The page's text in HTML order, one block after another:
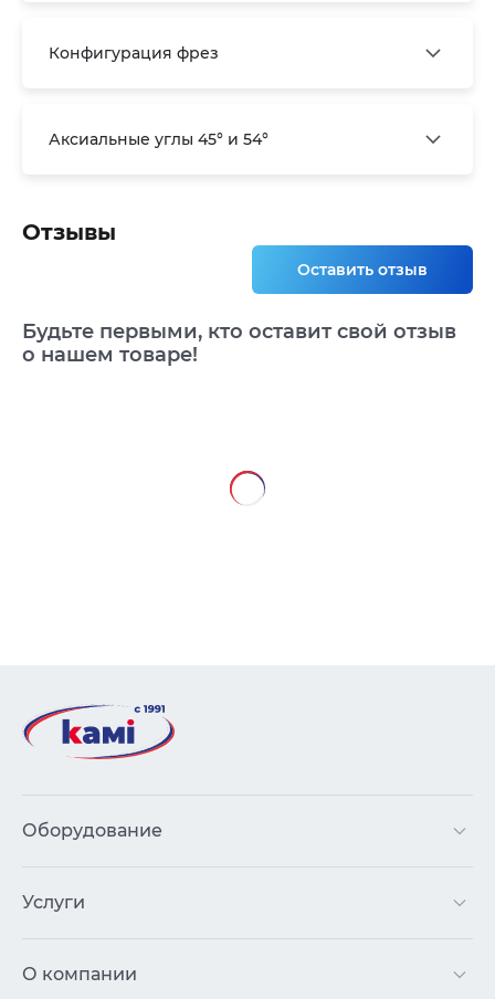
Конфигурация фрез
Аксиальные углы 45° и 54°
Отзывы
Оставить отзыв
Будьте первыми, кто оставит свой отзыв
о нашем товаре!
Оборудование
Услуги
О компании